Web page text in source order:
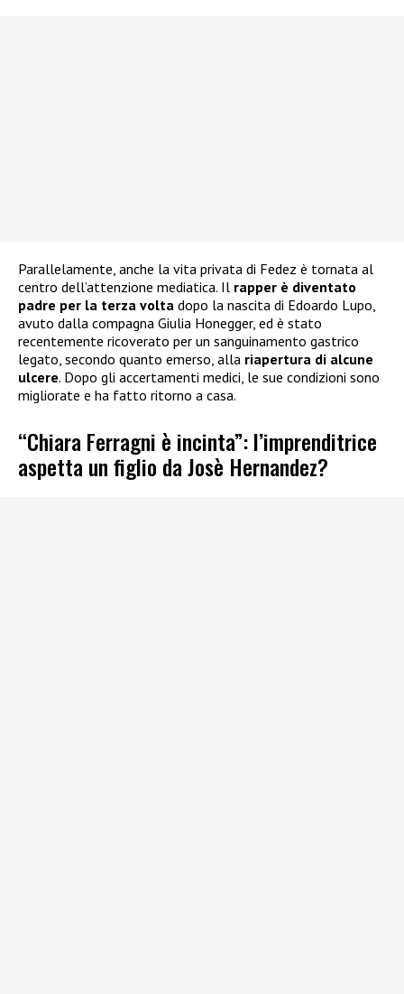
Parallelamente, anche la vita privata di Fedez è tornata al
centro dell’attenzione mediatica. Il rapper è diventato
padre per la terza volta dopo la nascita di Edoardo Lupo,
avuto dalla compagna Giulia Honegger, ed è stato
recentemente ricoverato per un sanguinamento gastrico
legato, secondo quanto emerso, alla riapertura di alcune
ulcere. Dopo gli accertamenti medici, le sue condizioni sono
migliorate e ha fatto ritorno a casa.
“Chiara Ferragni è incinta”: l’imprenditrice
aspetta un figlio da Josè Hernandez?